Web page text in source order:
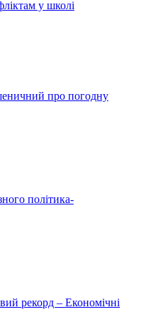
у школі
про погодну
політика-
рекорд – Економічні